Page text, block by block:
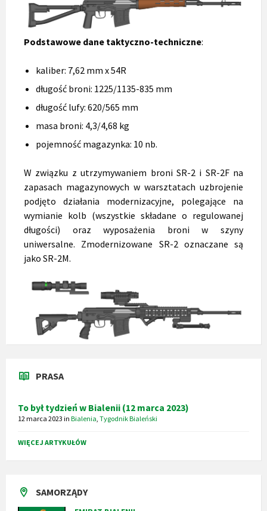
Podstawowe dane taktyczno-techniczne:
kaliber: 7,62 mm x 54R
długość broni: 1225/1135-835 mm
długość lufy: 620/565 mm
masa broni: 4,3/4,68 kg
pojemność magazynka: 10 nb.
W związku z utrzymywaniem broni SR-2 i SR-2F na
zapasach magazynowych w warsztatach uzbrojenie
podjęto działania modernizacyjne, polegające na
wymianie kolb (wszystkie składane o regulowanej
długości) oraz wyposażenia broni w szyny
uniwersalne. Zmodernizowane SR-2 oznaczane są
jako SR-2M.
PRASA
To był tydzień w Bialenii (12 marca 2023)
12 marca 2023 in Bialenia Tygodnik Bialeński
WIĘCEJ ARTYKUŁÓW
SAMORZĄDY